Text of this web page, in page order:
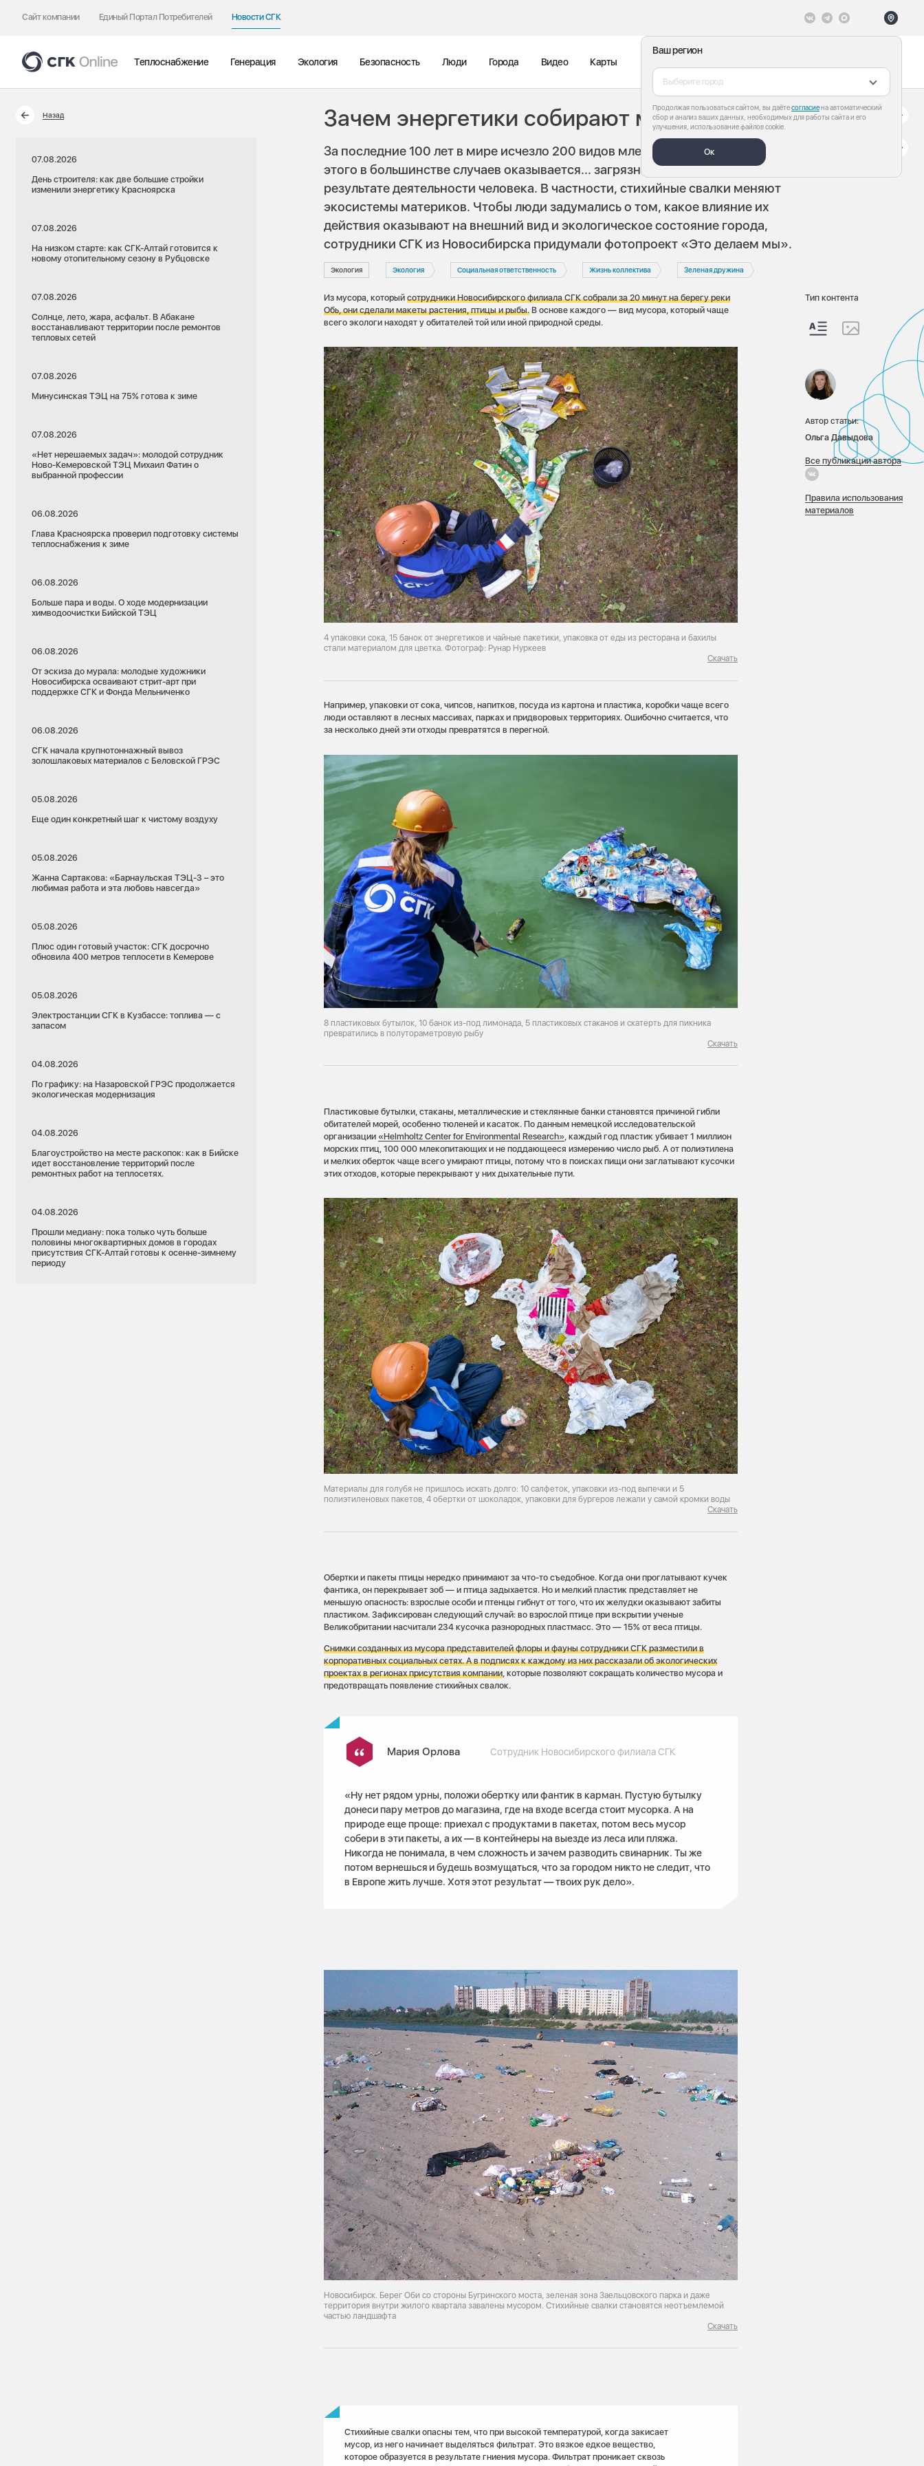
Сайт компании Единый Портал Потребителей Новости СГК
Ваш регион
Выберите город
Продолжая пользоваться сайтом, вы даётесогласиена автоматический
сбор и анализ ваших данных, необходимых для работы сайта и его
улучшения, использование файлов cookie.
Ок
Теплоснабжение Генерация Экология Безопасность Люди Города Видео Карты
Назад
07.08.2026
День строителя: как две большие стройки
изменили энергетику Красноярска
07.08.2026
На низком старте: как СГК-Алтай готовится к
новому отопительному сезону в Рубцовске
07.08.2026
Солнце, лето, жара, асфальт. В Абакане
восстанавливают территории после ремонтов
тепловых сетей
07.08.2026
Минусинская ТЭЦ на 75% готова к зиме
07.08.2026
«Нет нерешаемых задач»: молодой сотрудник
Ново-Кемеровской ТЭЦ Михаил Фатин о
выбранной профессии
06.08.2026
Глава Красноярска проверил подготовку системы
теплоснабжения к зиме
06.08.2026
Больше пара и воды. О ходе модернизации
химводоочистки Бийской ТЭЦ
06.08.2026
От эскиза до мурала: молодые художники
Новосибирска осваивают стрит-арт при
поддержке СГК и Фонда Мельниченко
06.08.2026
СГК начала крупнотоннажный вывоз
золошлаковых материалов с Беловской ГРЭС
05.08.2026
Еще один конкретный шаг к чистому воздуху
05.08.2026
Жанна Сартакова: «Барнаульская ТЭЦ-3 – это
любимая работа и эта любовь навсегда»
05.08.2026
Плюс один готовый участок: СГК досрочно
обновила 400 метров теплосети в Кемерове
05.08.2026
Электростанции СГК в Кузбассе: топлива — с
запасом
04.08.2026
По графику: на Назаровской ГРЭС продолжается
экологическая модернизация
04.08.2026
Благоустройство на месте раскопок: как в Бийске
идет восстановление территорий после
ремонтных работ на теплосетях.
04.08.2026
Прошли медиану: пока только чуть больше
половины многоквартирных домов в городах
присутствия СГК-Алтай готовы к осенне-зимнему
периоду
Зачем энергетики собирают мусор?
За последние 100 лет в мире исчезло 200 видов млекопитающих
. Причиной
этого в большинстве случаев оказывается... загрязнение природной среды в
результате деятельности человека. В частности, стихийные свалки меняют
экосистемы материков. Чтобы люди задумались о том, какое влияние их
действия оказывают на внешний вид и экологическое состояние города,
сотрудники СГК из Новосибирска придумали фотопроект «Это делаем мы».
Экология Экология Социальная ответственность Жизнь коллектива Зеленая дружина
Из мусора, которыйсотрудники Новосибирского филиала СГК собрали за 20 минут на берегу реки
Обь, они сделали макеты растения, птицы и рыбы. В основе каждого — вид мусора, который чаще
всего экологи находят у обитателей той или иной природной среды.
4 упаковки сока, 15 банок от энергетиков и чайные пакетики, упаковка от еды из ресторана и бахилы
стали материалом для цветка. Фотограф: Рунар Нуркеев
Скачать
Например, упаковки от сока, чипсов, напитков, посуда из картона и пластика, коробки чаще всего
люди оставляют в лесных массивах, парках и придворовых территориях. Ошибочно считается, что
за несколько дней эти отходы превратятся в перегной.
8 пластиковых бутылок, 10 банок из-под лимонада, 5 пластиковых стаканов и скатерть для пикника
превратились в полутораметровую рыбу
Скачать
Пластиковые бутылки, стаканы, металлические и стеклянные банки становятся причиной гибли
обитателей морей, особенно тюленей и касаток. По данным немецкой исследовательской
организации «Helmholtz Center for Environmental Research» , каждый год пластик убивает 1 миллион
морских птиц, 100 000 млекопитающих и не поддающееся измерению число рыб. А от полиэтилена
и мелких оберток чаще всего умирают птицы, потому что в поисках пищи они заглатывают кусочки
этих отходов, которые перекрывают у них дыхательные пути.
Материалы для голубя не пришлось искать долго: 10 салфеток, упаковки из-под выпечки и 5
полиэтиленовых пакетов, 4 обертки от шоколадок, упаковки для бургеров лежали у самой кромки воды
Скачать
Обертки и пакеты птицы нередко принимают за что-то съедобное. Когда они проглатывают кучек
фантика, он перекрывает зоб — и птица задыхается. Но и мелкий пластик представляет не
меньшую опасность: взрослые особи и птенцы гибнут от того, что их желудки оказывают забиты
пластиком. Зафиксирован следующий случай: во взрослой птице при вскрытии ученые
Великобритании насчитали 234 кусочка разнородных пластмасс. Это — 15% от веса птицы.
Снимки созданных из мусора представителей флоры и фауны сотрудники СГК разместили в
корпоративных социальных сетях. А в подписях к каждому из них рассказали об экологических
проектах в регионах присутствия компании , которые позволяют сокращать количество мусора и
предотвращать появление стихийных свалок.
Мария Орлова Сотрудник Новосибирского филиала СГК
«Ну нет рядом урны, положи обертку или фантик в карман. Пустую бутылку
донеси пару метров до магазина, где на входе всегда стоит мусорка. А на
природе еще проще: приехал с продуктами в пакетах, потом весь мусор
собери в эти пакеты, а их — в контейнеры на выезде из леса или пляжа.
Никогда не понимала, в чем сложность и зачем разводить свинарник. Ты же
потом вернешься и будешь возмущаться, что за городом никто не следит, что
в Европе жить лучше. Хотя этот результат — твоих рук дело».
Новосибирск. Берег Оби со стороны Бугринского моста, зеленая зона Заельцовского парка и даже
территория внутри жилого квартала завалены мусором. Стихийные свалки становятся неотъемлемой
частью ландшафта
Скачать
Стихийные свалки опасны тем, что при высокой температурой, когда закисает
мусор, из него начинает выделяться фильтрат. Это вязкое едкое вещество,
которое образуется в результате гниения мусора. Фильтрат проникает сквозь
Тип контента
Автор статьи:
Ольга Давыдова
Все публикации автора
Правила использования
материалов